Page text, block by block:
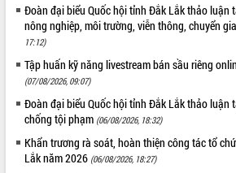
tiến đầu tư tỉnh
Ngành cá ngừ Đắk Lắk chủ động thích
ứng để giữ vững thị trường xuất khẩu
Diễn đàn Kinh tế tư nhân Việt Nam đột
phá cơ chế - Hợp tác công tư
Đề án 06 tạo bước ngoặt đột phá trong
cải cách hành chính tỉnh Đắk Lắk
Kết nối tour, đẩy mạnh chuyển đổi số
để phát triển du lịch Đắk Lắk
Đoàn đại biểu Quốc hội tỉnh Đắk Lắk thảo luận
nông nghiệp, môi trường, viễn thông, chuyển
17:12)
Tập huấn kỹ năng livestream bán sầu riêng
(07/08/2026, 09:07)
Đoàn đại biểu Quốc hội tỉnh Đắk Lắk thảo luận
chống tội phạm (06/08/2026, 18:32)
Khẩn trương rà soát, hoàn thiện công tác tổ
Lắk năm 2026 (06/08/2026, 18:27)